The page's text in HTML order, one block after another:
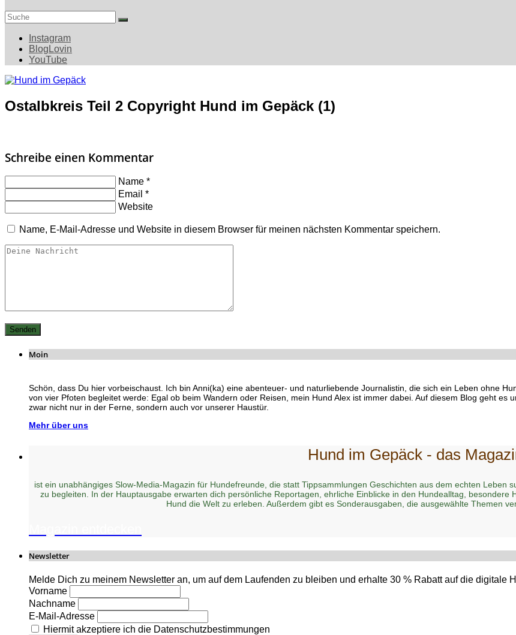
Search
Instagram
BlogLovin
YouTube
Ostalbkreis Teil 2 Copyright Hund im Gepäck (1)
Schreibe einen Kommentar
Name *
Email *
Website
Name, E-Mail-Adresse und Website in diesem Browser für meinen nächsten Kommentar speichern.
Moin
Schön, dass Du hier vorbeischaust. Ich bin Anni(ka) eine abenteuer- und naturliebende Journalistin, die sich ein Leben ohne
von vier Pfoten begleitet werde: Egal ob beim Wandern oder Reisen, mein Hund Alex ist immer dabei. Auf diesem Blog geht
zwar nicht nur in der Ferne, sondern auch vor unserer Haustür.
Mehr über uns
Hund im Gepäck - das
ist ein unabhängiges Slow-Media-Magazin für Hundefreunde, die statt Tippsammlungen Geschichten aus dem echten
zu begleiten. In der Hauptausgabe erwarten dich persönliche Reportagen, ehrliche Einblicke in den Hundealltag,
Hund die Welt zu erleben. Außerdem gibt es Sonderausgaben, die ausgewählte Themen
Newsletter
Melde Dich zu meinem Newsletter an, um auf dem Laufenden zu bleiben und erhalte 30 % Rabatt auf die digitale
Vorname
Nachname
E-Mail-Adresse
Hiermit akzeptiere ich die Datenschutzbestimmungen